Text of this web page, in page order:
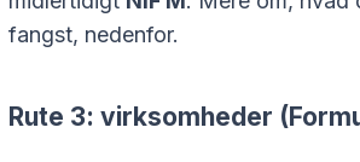
fangst, nedenfor.
Rute 3: virksomheder